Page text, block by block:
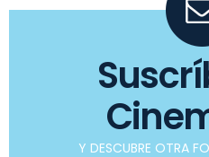
Y DESCUBRE OTRA